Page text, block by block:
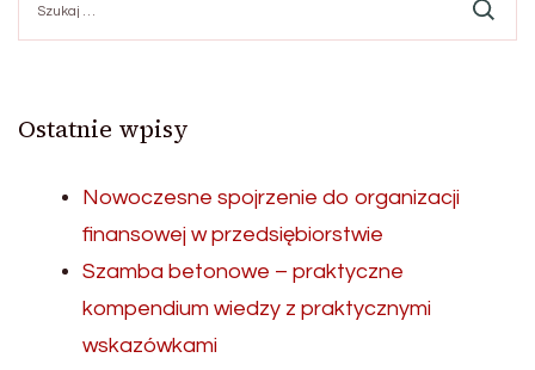
Ostatnie wpisy
Nowoczesne spojrzenie do organizacji
finansowej w przedsiębiorstwie
Szamba betonowe – praktyczne
kompendium wiedzy z praktycznymi
wskazówkami